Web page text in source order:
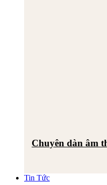
Chuyên dàn âm
Tin Tức